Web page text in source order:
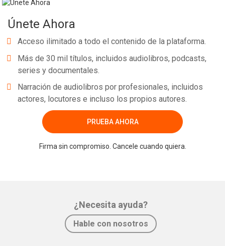
Únete Ahora
Acceso ilimitado a todo el contenido de la plataforma.
Más de 30 mil títulos, incluidos audiolibros, podcasts,
series y documentales.
Narración de audiolibros por profesionales, incluidos
actores, locutores e incluso los propios autores.
PRUEBA AHORA
Firma sin compromiso. Cancele cuando quiera.
¿Necesita ayuda?
Hable con nosotros